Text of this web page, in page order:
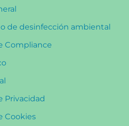
de desinfección ambiental
Compliance
Privacidad
Cookies